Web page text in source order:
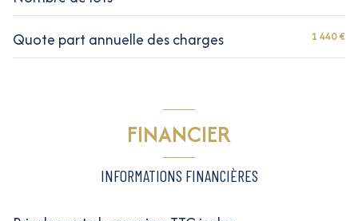
vue Rue
Quote part annuelle des charges 1 440 €
FINANCIER
INFORMATIONS FINANCIÈRES